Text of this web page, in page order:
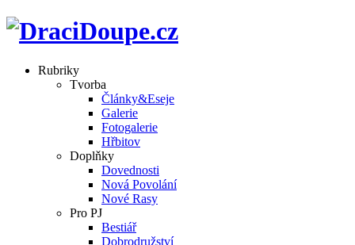
Rubriky
Tvorba
Články&Eseje
Galerie
Fotogalerie
Hřbitov
Doplňky
Dovednosti
Nová Povolání
Nové Rasy
Pro PJ
Bestiář
Dobrodružství